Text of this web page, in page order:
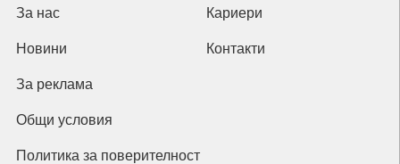
За нас Кариери
Новини Контакти
За реклама
Общи условия
Политика за поверителност